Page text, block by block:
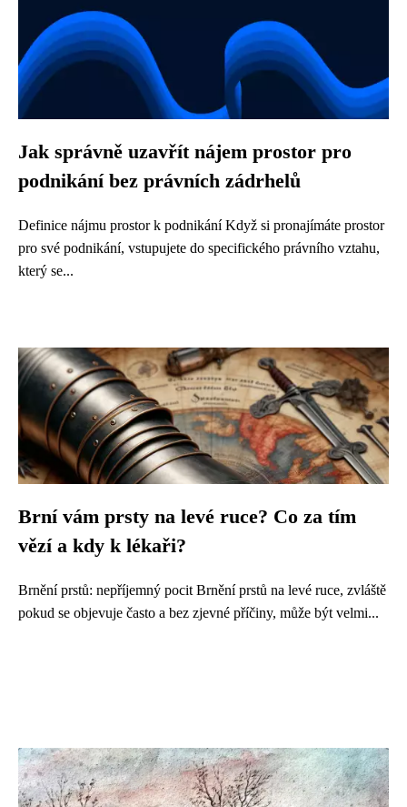
Jak správně uzavřít nájem prostor pro
podnikání bez právních zádrhelů
Definice nájmu prostor k podnikání Když si pronajímáte prostor
pro své podnikání, vstupujete do specifického právního vztahu,
který se...
Brní vám prsty na levé ruce? Co za tím
vězí a kdy k lékaři?
Brnění prstů: nepříjemný pocit Brnění prstů na levé ruce, zvláště
pokud se objevuje často a bez zjevné příčiny, může být velmi...